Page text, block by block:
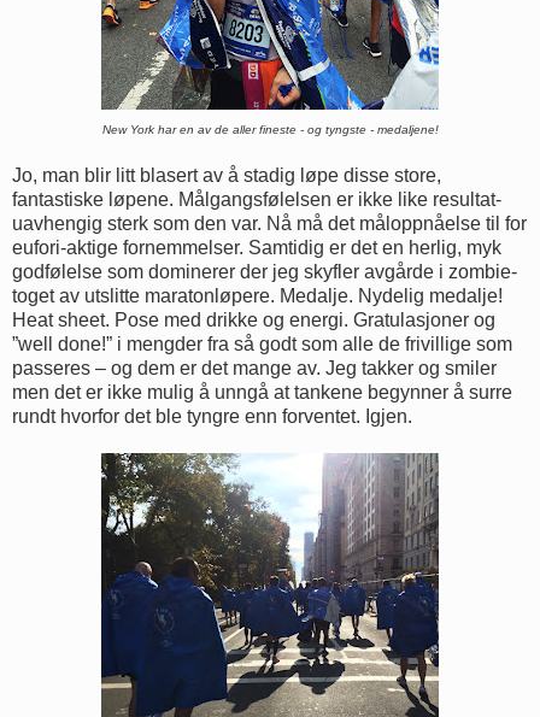
New York har en av de aller fineste - og tyngste - medaljene!
Jo, man blir litt blasert av å stadig løpe disse store,
fantastiske løpene. Målgangsfølelsen er ikke like resultat-
uavhengig sterk som den var. Nå må det måloppnåelse til for
eufori-aktige fornemmelser. Samtidig er det en herlig, myk
godfølelse som dominerer der jeg skyfler avgårde i zombie-
toget av utslitte maratonløpere. Medalje. Nydelig medalje!
Heat sheet. Pose med drikke og energi. Gratulasjoner og
”well done!” i mengder fra så godt som alle de frivillige som
passeres – og dem er det mange av. Jeg takker og smiler
men det er ikke mulig å unngå at tankene begynner å surre
rundt hvorfor det ble tyngre enn forventet. Igjen.